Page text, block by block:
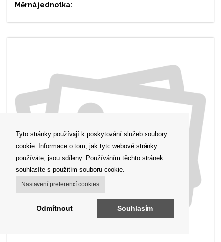
Tyto stránky používají k poskytování služeb soubory
cookie. Informace o tom, jak tyto webové stránky
používáte, jsou sdíleny. Používáním těchto stránek
souhlasíte s použitím souboru cookie.
Nastavení preferencí cookies
Odmítnout Souhlasím
Měrná jednotka: